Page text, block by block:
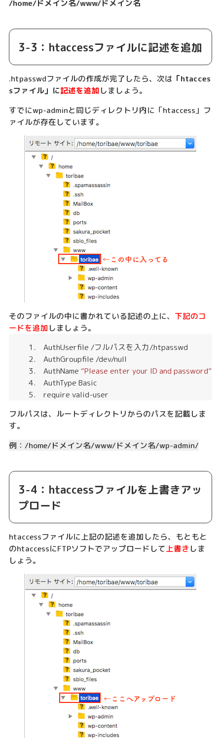
/home/ドメイン名/www/ドメイン名
3-3：htaccessファイルに記述を追加
.htpasswdファイルの作成が完了したら、次は 「htacces
sファイル」に記述を追加 しましょう。
すでにwp-adminと同じディレクトリ内に「htaccess」フ
ァイルが存在しています。
そのファイルの中に書かれている記述の上に、 下記のコ
ードを追加 しましょう。
AuthUserfile /フルパスを入力/.htpasswd
AuthGroupfile /dev/null
AuthName “Please enter your ID and password”
AuthType Basic
require valid-user
フルパスは、ルートディレクトリからのパスを記載しま
す。
例：/home/ドメイン名/www/ドメイン名/wp-admin/
3-4：htaccessファイルを上書きアッ
プロード
htaccessファイルに上記の記述を追加したら、もともと
のhtaccessにFTPソフトでアップロードして上書き しま
しょう。